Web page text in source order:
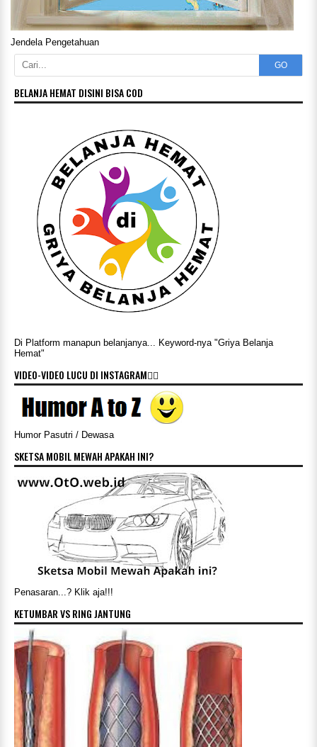
Jendela Pengetahuan
GO
BELANJA HEMAT DISINI BISA COD
Di Platform manapun belanjanya... Keyword-nya "Griya Belanja
Hemat"
VIDEO-VIDEO LUCU DI INSTAGRAM👇🏻
Humor Pasutri / Dewasa
SKETSA MOBIL MEWAH APAKAH INI?
Penasaran...? Klik aja!!!
KETUMBAR VS RING JANTUNG